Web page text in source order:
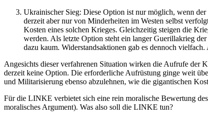
Ukrainischer Sieg: Diese Option ist nur möglich, wenn
derzeit aber nur von Minderheiten im Westen selbst
Kosten eines solchen Krieges. Gleichzeitig steigen die
werden. Als letzte Option steht ein langer Guerillakrieg
dazu kaum. Widerstandsaktionen gab es dennoch
Angesichts dieser verfahrenen Situation wirken die Aufrufe der
derzeit keine Option. Die erforderliche Aufrüstung ginge weit
und Militarisierung ebenso abzulehnen, wie die gigantischen
Für die LINKE verbietet sich eine rein moralische Bewertung
moralisches Argument). Was also soll die LINKE tun?